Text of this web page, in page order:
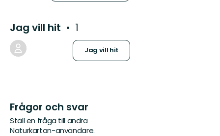
Jag vill hit 1
Jag vill hit
Frågor och svar
Ställ en fråga till andra
Naturkartan-användare.